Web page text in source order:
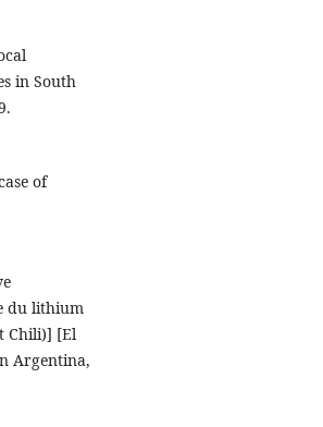
in South
of
du lithium
Chili)] [El
Argentina,